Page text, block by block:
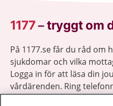
1177–tryggt om
På 1177.se får du råd om
sjukdomar och vilka
Logga in för att läsa din
vårdärenden. Ring
sjukvårdsrådgivning